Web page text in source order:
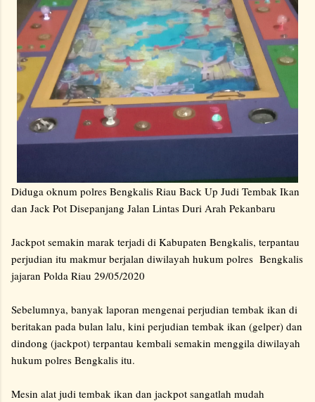
Diduga oknum polres Bengkalis Riau Back Up Judi Tembak Ikan
dan Jack Pot Disepanjang Jalan Lintas Duri Arah Pekanbaru
Jackpot semakin marak terjadi di Kabupaten Bengkalis, terpantau
perjudian itu makmur berjalan diwilayah hukum polres Bengkalis
jajaran Polda Riau 29/05/2020
Sebelumnya, banyak laporan mengenai perjudian tembak ikan di
beritakan pada bulan lalu, kini perjudian tembak ikan (gelper) dan
dindong (jackpot) terpantau kembali semakin menggila diwilayah
hukum polres Bengkalis itu.
Mesin alat judi tembak ikan dan jackpot sangatlah mudah